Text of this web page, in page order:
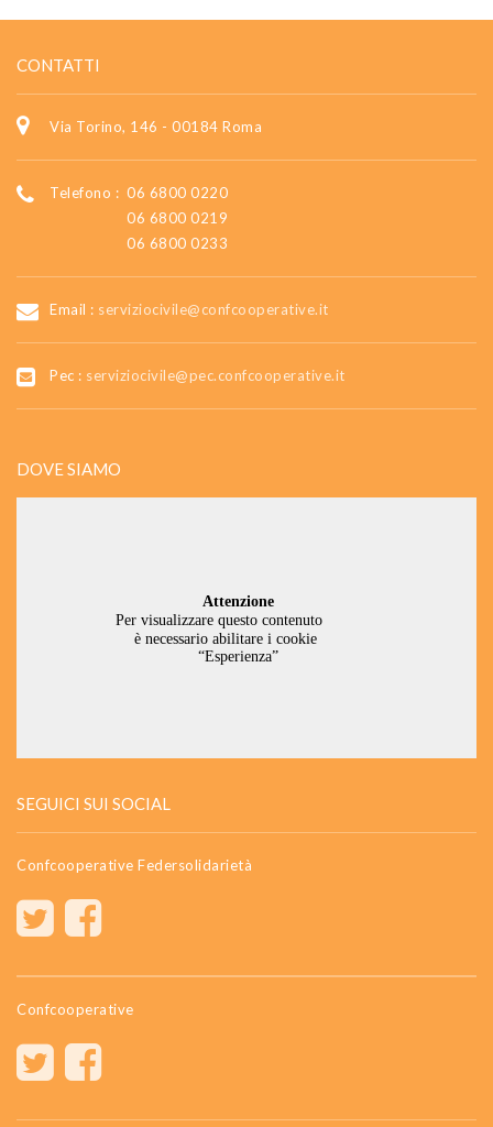
CONTATTI
Via Torino, 146 - 00184 Roma
Telefono : 06 6800 0220
06 6800 0219
06 6800 0233
Email : serviziocivile@confcooperative.it
Pec : serviziocivile@pec.confcooperative.it
DOVE SIAMO
SEGUICI SUI SOCIAL
Confcooperative Federsolidarietà
Confcooperative